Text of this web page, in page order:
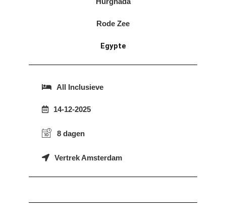
Rode Zee
Egypte
All Inclusieve
14-12-2025
8 dagen
Vertrek Amsterdam